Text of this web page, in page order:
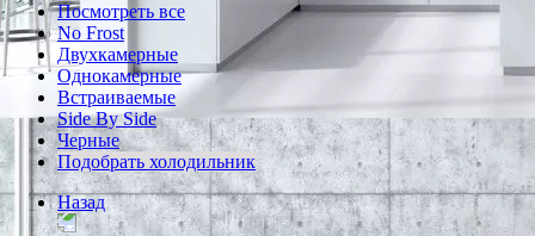
Посмотреть все
No Frost
Двухкамерные
Однокамерные
Встраиваемые
Side By Side
Черные
Подобрать холодильник
Назад